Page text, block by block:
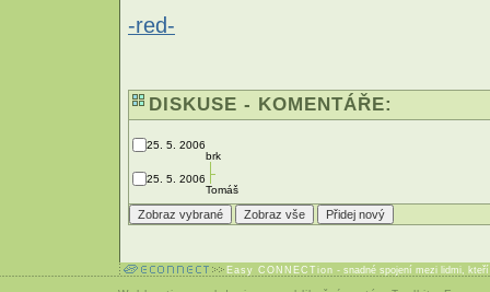
-red-
DISKUSE - KOMENTÁŘE:
25. 5. 2006
brk
25. 5. 2006
Tomáš
Easy CONNECTion - snadné spojení mezi lidmi,